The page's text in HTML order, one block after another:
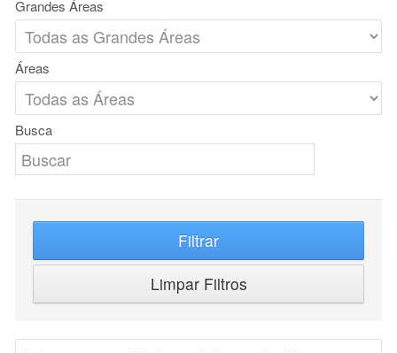
Grandes Áreas
Áreas
Busca
Filtrar
Limpar Filtros